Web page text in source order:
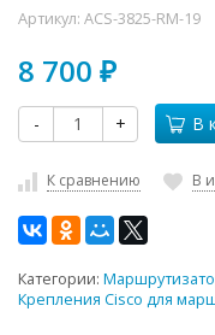
Артикул: ACS-3825-RM-19
8 700 ₽
- + В
К сравнению В
Категории:
Крепления Cisco для